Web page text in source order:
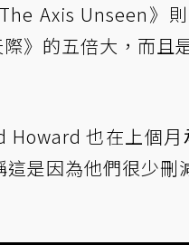
Axis Unseen》
》的五倍大，而且
Howard 也在上個月
是因為他們很少刪